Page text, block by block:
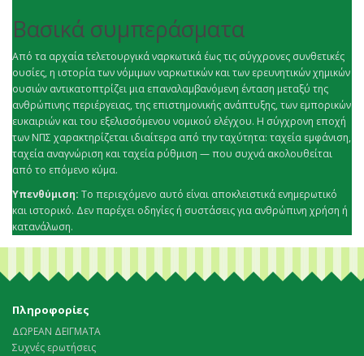
Βασικά συμπεράσματα
Από τα αρχαία τελετουργικά ναρκωτικά έως τις σύγχρονες συνθετικές
ουσίες, η ιστορία των νόμιμων ναρκωτικών και των ερευνητικών χημικών
ουσιών αντικατοπτρίζει μια επαναλαμβανόμενη ένταση μεταξύ της
ανθρώπινης περιέργειας, της επιστημονικής ανάπτυξης, των εμπορικών
ευκαιριών και του εξελισσόμενου νομικού ελέγχου. Η σύγχρονη εποχή
των ΝΠΣ χαρακτηρίζεται ιδιαίτερα από την ταχύτητα: ταχεία εμφάνιση,
ταχεία αναγνώριση και ταχεία ρύθμιση — που συχνά ακολουθείται
από το επόμενο κύμα.
Υπενθύμιση: Το περιεχόμενο αυτό είναι αποκλειστικά ενημερωτικό
και ιστορικό. Δεν παρέχει οδηγίες ή συστάσεις για ανθρώπινη χρήση ή
κατανάλωση.
Πληροφορίες
ΔΩΡΕΑΝ ΔΕΙΓΜΑΤΑ
Συχνές ερωτήσεις